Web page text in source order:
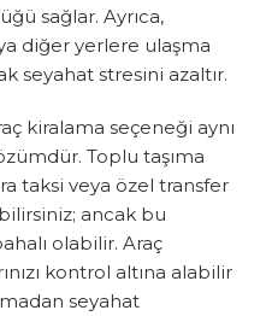
sağlar. Ayrıca,
diğer yerlere ulaşma
seyahat stresini azaltır.
kiralama seçeneği aynı
Toplu taşıma
taksi veya özel transfer
ancak bu
olabilir. Araç
kontrol altına alabilir
seyahat